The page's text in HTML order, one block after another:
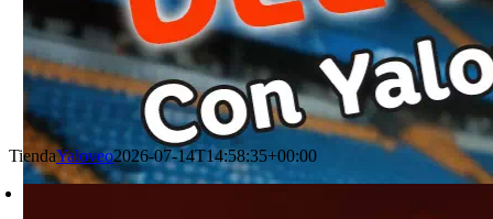
TiendaYaloveo2026-07-14T14:58:35+00:00